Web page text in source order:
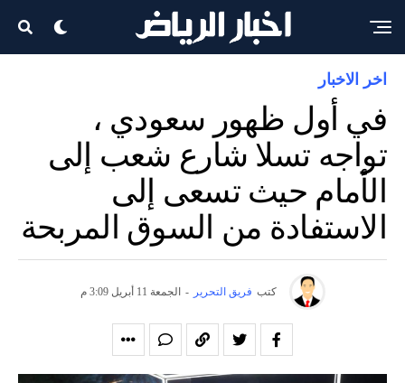
اخر الاخبار
في أول ظهور سعودي ،
تواجه تسلا شارع شعب إلى
الأمام حيث تسعى إلى
الاستفادة من السوق المربحة
كتب فريق التحرير - الجمعة 11 أبريل 3:09 م